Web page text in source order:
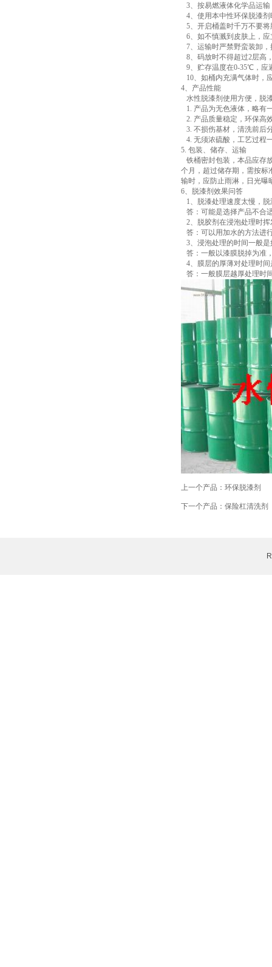
3、按易燃液体化学品运
4、使用本中性环保脱漆
5、开启桶盖时千万不要
6、如不慎溅到皮肤上，
7、运输时严禁野蛮装卸
8、码放时不得超过2层
9、贮存温度在0-35℃，
10、如桶内充满气体时，
4、产品性能
水性脱漆剂使用方便，
1. 产品为无色液体，略
2. 产品质量稳定，环保
3. 不损伤基材，清洗前后
4. 无须浓硫酸，工艺过
5. 包装、储存、运输
铁桶密封包装，本品应存
个月，超过储存期，需按
输时，应防止雨淋，日光
6、脱漆剂效果问答
1、脱漆处理速度太慢，
答：可能是选择产品不合
2、脱胶剂在浸泡处理时
答：可以用加水的方法进
3、浸泡处理的时间一般
答：一般以漆膜脱掉为
4、膜层的厚薄对处理时
答：一般膜层越厚处理时
上一个产品： 环保脱漆剂
下一个产品： 保险杠清洗剂